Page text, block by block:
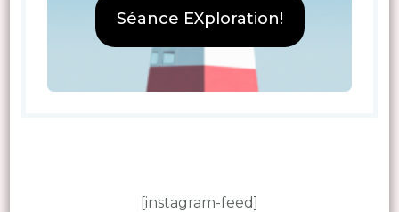
Séance EXploration!
[instagram-feed]